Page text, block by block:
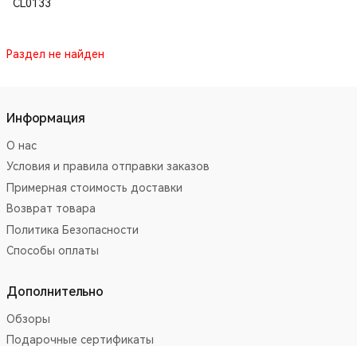
CL0133
Раздел не найден
Информация
О нас
Условия и правила отправки заказов
Примерная стоимость доставки
Возврат товара
Политика Безопасности
Способы оплаты
Дополнительно
Обзоры
Подарочные сертификаты